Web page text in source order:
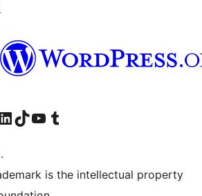
de Facebook
cuenta de Instagram
Visita nuestra cuenta de LinkedIn
Visita nuestra cuenta de TikTok
Visita nuestro canal de YouTube
Visita nuestra cuenta de Tumblr
is the intellectual property